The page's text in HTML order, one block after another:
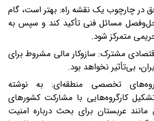
در چارچوب یک نقشه راه: بهتر است، گام
مسائل فنی تأکید کند و سپس به
متمرکز شود.
مشترک: سازوکار مالی مشروط برای
بی‌تأثیر نخواهد بود.
تخصصی منطقه‌ای: به نوشته
تشکیل کارگروه‌هایی با مشارکت کشورهای
عربستان برای بحث درباره امنیت